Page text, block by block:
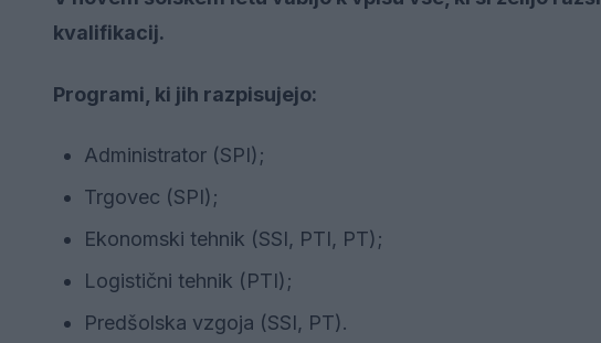
kvalifikacij.
Programi, ki jih razpisujejo:
Administrator (SPI);
Trgovec (SPI);
Ekonomski tehnik (SSI, PTI, PT);
Logistični tehnik (PTI);
Predšolska vzgoja (SSI, PT).